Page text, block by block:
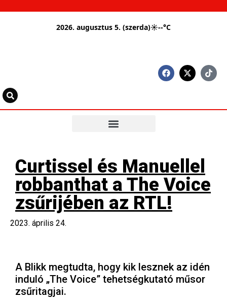
2026. augusztus 5. (szerda)☀--°C
Curtissel és Manuellel
robbanthat a The Voice
zsűrijében az RTL!
2023. április 24.
A Blikk megtudta, hogy kik lesznek az idén
induló „The Voice” tehetségkutató műsor
zsűritagjai.